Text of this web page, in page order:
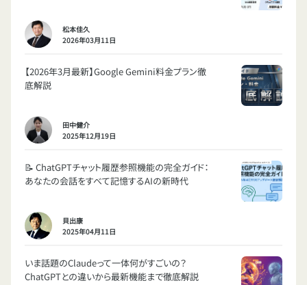
松本佳久
2026年03月11日
【2026年3月最新】Google Gemini料金プラン徹
底解説
田中健介
2025年12月19日
📝 ChatGPTチャット履歴参照機能の完全ガイド：
あなたの会話をすべて記憶するAIの新時代
貝出康
2025年04月11日
いま話題のClaudeって一体何がすごいの？
ChatGPTとの違いから最新機能まで徹底解説